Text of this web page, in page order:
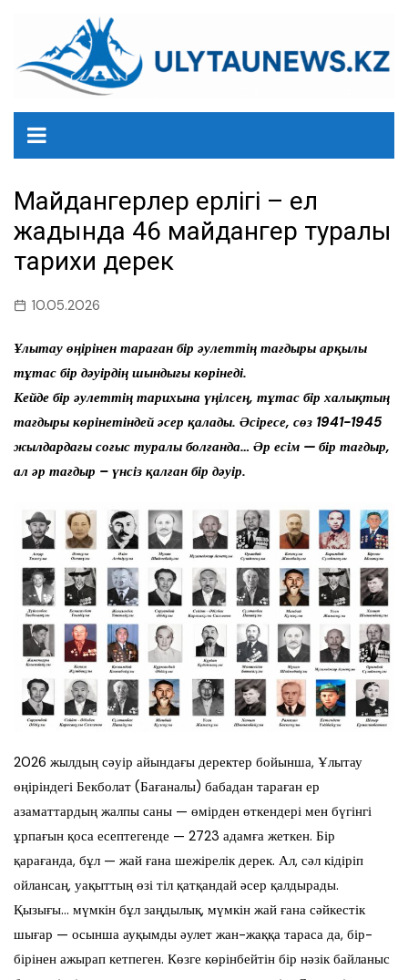
содержанию
Майдангерлер ерлігі – ел
жадында 46 майдангер туралы
тарихи дерек
10.05.2026
Ұлытау өңірінен тараған бір әулеттің тағдыры арқылы
тұтас бір дәуірдің шындығы көрінеді.
Кейде бір әулеттің тарихына үңілсең, тұтас бір халықтың
тағдыры көрінетіндей әсер қалады. Әсіресе, сөз 1941-1945
жылдардағы соғыс туралы болғанда… Әр есім — бір тағдыр,
ал әр тағдыр – үнсіз қалған бір дәуір.
2026 жылдың сәуір айындағы деректер бойынша, Ұлытау
өңіріндегі Бекболат (Бағаналы) бабадан тараған ер
азаматтардың жалпы саны — өмірден өткендері мен бүгінгі
ұрпағын қоса есептегенде — 2723 адамға жеткен. Бір
қарағанда, бұл — жай ғана шежірелік дерек. Ал, сәл кідіріп
ойлансаң, уақыттың өзі тіл қатқандай әсер қалдырады.
Қызығы… мүмкін бұл заңдылық, мүмкін жай ғана сәйкестік
шығар — осынша ауқымды әулет жан-жаққа тараса да, бір-
бірінен ажырап кетпеген. Көзге көрінбейтін бір нәзік байланыс